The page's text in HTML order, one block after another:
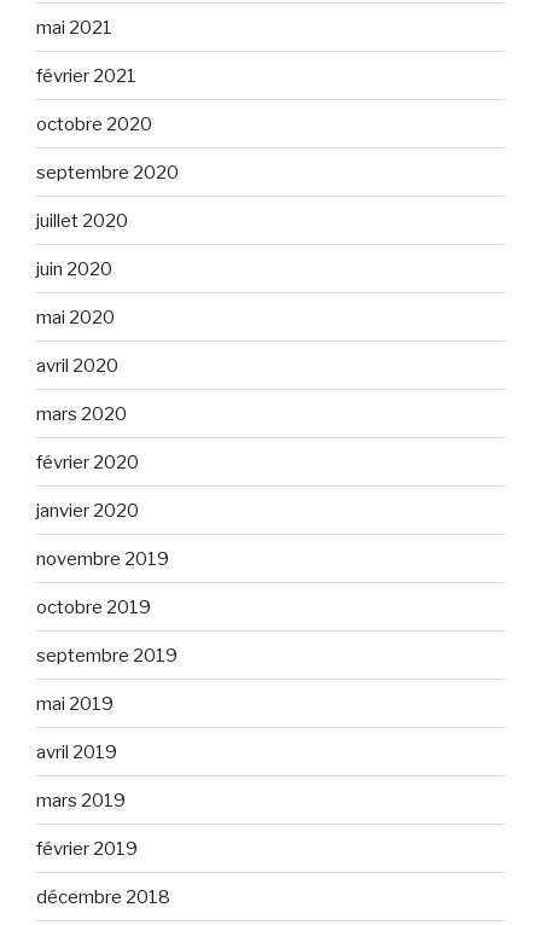
mai 2021
février 2021
octobre 2020
septembre 2020
juillet 2020
juin 2020
mai 2020
avril 2020
mars 2020
février 2020
janvier 2020
novembre 2019
octobre 2019
septembre 2019
mai 2019
avril 2019
mars 2019
février 2019
décembre 2018